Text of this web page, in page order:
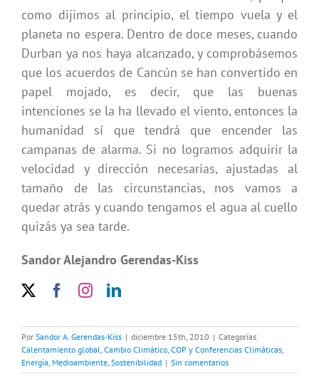
como dijimos al principio, el tiempo vuela y el
planeta no espera. Dentro de doce meses, cuando
Durban ya nos haya alcanzado, y comprobásemos
que los acuerdos de Cancún se han convertido en
papel mojado, es decir, que las buenas
intenciones se la ha llevado el viento, entonces la
humanidad sí que tendrá que encender las
campanas de alarma. Si no logramos adquirir la
velocidad y dirección necesarias, ajustadas al
tamaño de las circunstancias, nos vamos a
quedar atrás y cuando tengamos el agua al cuello
quizás ya sea tarde.
Sandor Alejandro Gerendas-Kiss
Por Sandor A. Gerendas-Kiss | diciembre 15th, 2010 | Categorías:
Calentamiento global Cambio Climático COP y Conferencias Climáticas
Energía Medioambiente Sostenibilidad | Sin comentarios